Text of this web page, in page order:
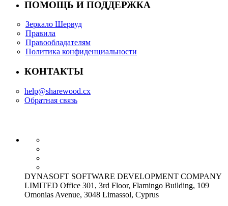
ПОМОЩЬ И ПОДДЕРЖКА
Зеркало Шервуд
Правила
Правообладателям
Политика конфиденциальности
КОНТАКТЫ
help@sharewood.cx
Обратная связь
DYNASOFT SOFTWARE DEVELOPMENT COMPANY
LIMITED Office 301, 3rd Floor, Flamingo Building, 109
Omonias Avenue, 3048 Limassol, Cyprus